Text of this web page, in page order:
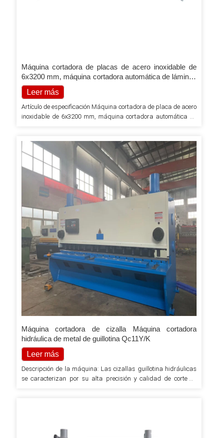
Máquina cortadora de placas de acero inoxidable de
6x3200 mm, máquina cortadora automática de láminas
de hierro
Leer más
Artículo de especificación Máquina cortadora de placa de acero
inoxidable de 6x3200 mm, máquina cortadora automática de
de maquinaria proporcionado Tipo de comercialización
Producto ordinario Garantía de los componentes principales 1
año Componentes principales Rodamiento, motor, engranaje,
bomba Garantía 1 año Llave…
Máquina cortadora de cizalla Máquina cortadora
hidráulica de metal de guillotina Qc11Y/K
Leer más
Descripción de la máquina: Las cizallas guillotina hidráulicas
se caracterizan por su alta precisión y calidad de corte en